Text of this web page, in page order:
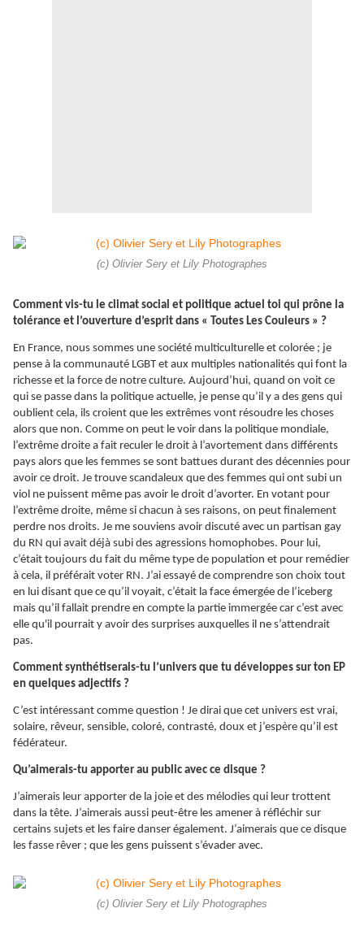
(c) Olivier Sery et Lily Photographes
Comment vis-tu le climat social et politique actuel toi qui prône la
tolérance et l’ouverture d’esprit dans « Toutes Les Couleurs » ?
En France, nous sommes une société multiculturelle et colorée ; je
pense à la communauté LGBT et aux multiples nationalités qui font la
richesse et la force de notre culture. Aujourd’hui, quand on voit ce
qui se passe dans la politique actuelle, je pense qu’il y a des gens qui
oublient cela, ils croient que les extrêmes vont résoudre les choses
alors que non. Comme on peut le voir dans la politique mondiale,
l’extrême droite a fait reculer le droit à l’avortement dans différents
pays alors que les femmes se sont battues durant des décennies pour
avoir ce droit. Je trouve scandaleux que des femmes qui ont subi un
viol ne puissent même pas avoir le droit d’avorter. En votant pour
l’extrême droite, même si chacun à ses raisons, on peut finalement
perdre nos droits. Je me souviens avoir discuté avec un partisan gay
du RN qui avait déjà subi des agressions homophobes. Pour lui,
c’était toujours du fait du même type de population et pour remédier
à cela, il préférait voter RN. J’ai essayé de comprendre son choix tout
en lui disant que ce qu’il voyait, c’était la face émergée de l’iceberg
mais qu’il fallait prendre en compte la partie immergée car c’est avec
elle qu'il pourrait y avoir des surprises auxquelles il ne s’attendrait
pas.
Comment synthétiserais-tu l’univers que tu développes sur ton EP
en quelques adjectifs ?
C’est intéressant comme question ! Je dirai que cet univers est vrai,
solaire, rêveur, sensible, coloré, contrasté, doux et j’espère qu’il est
fédérateur.
Qu’aimerais-tu apporter au public avec ce disque ?
J’aimerais leur apporter de la joie et des mélodies qui leur trottent
dans la tête. J’aimerais aussi peut-être les amener à réfléchir sur
certains sujets et les faire danser également. J’aimerais que ce disque
les fasse rêver ; que les gens puissent s’évader avec.
(c) Olivier Sery et Lily Photographes